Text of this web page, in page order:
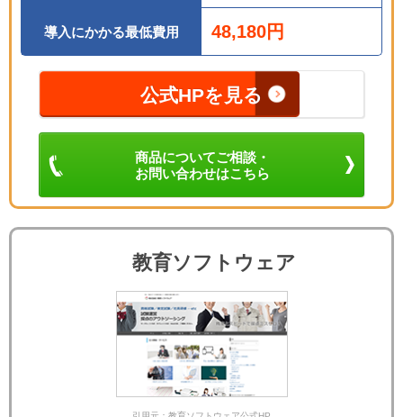
導入にかかる最低費用 48,180円
公式HPを見る
商品についてご相談・
お問い合わせはこちら
教育ソフトウェア